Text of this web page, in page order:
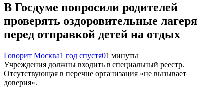
В Госдуме попросили родителей
проверять оздоровительные лагеря
перед отправкой детей на отдых
Говорит Москва1 год спустя01 минуты
Учреждения должны входить в специальный реестр.
Отсутствующая в перечне организация «не вызывает
доверия».